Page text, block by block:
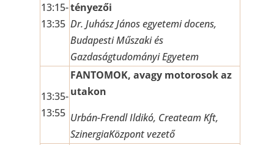
13:15-
13:35
tényezői
Dr. Juhász János egyetemi docens,
Budapesti Műszaki és
Gazdaságtudományi Egyetem
13:35-
13:55
FANTOMOK, avagy motorosok az
utakon
Urbán-Frendl Ildikó, Createam Kft,
SzinergiaKözpont vezető